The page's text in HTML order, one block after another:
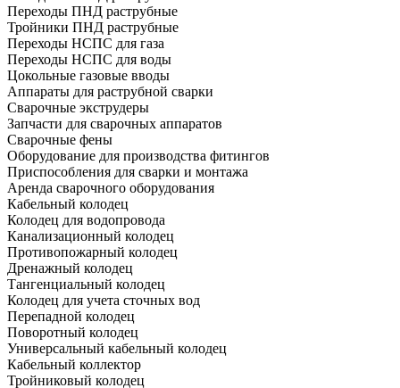
Переходы ПНД раструбные
Тройники ПНД раструбные
Переходы НСПС для газа
Переходы НСПС для воды
Цокольные газовые вводы
Аппараты для раструбной сварки
Сварочные экструдеры
Запчасти для сварочных аппаратов
Сварочные фены
Оборудование для производства фитингов
Приспособления для сварки и монтажа
Аренда сварочного оборудования
Кабельный колодец
Колодец для водопровода
Канализационный колодец
Противопожарный колодец
Дренажный колодец
Тангенциальный колодец
Колодец для учета сточных вод
Перепадной колодец
Поворотный колодец
Универсальный кабельный колодец
Кабельный коллектор
Тройниковый колодец